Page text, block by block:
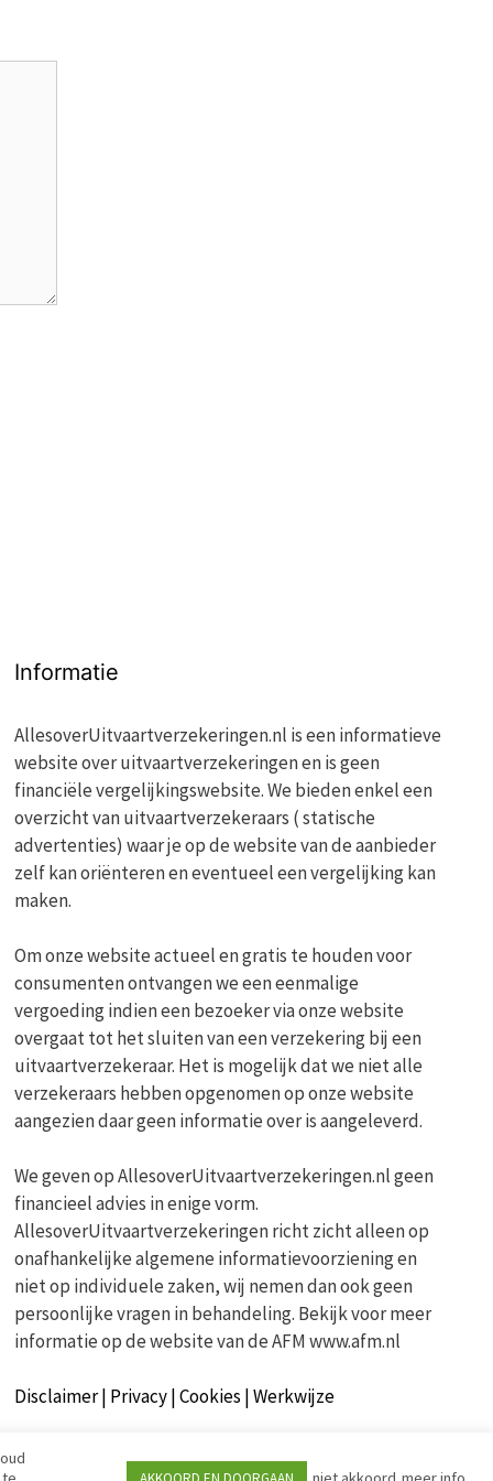
Informatie
AllesoverUitvaartverzekeringen.nl is een informatieve
website over uitvaartverzekeringen en is geen
financiële vergelijkingswebsite. We bieden enkel een
overzicht van uitvaartverzekeraars ( statische
advertenties) waar je op de website van de aanbieder
zelf kan oriënteren en eventueel een vergelijking kan
maken.
Om onze website actueel en gratis te houden voor
consumenten ontvangen we een eenmalige
vergoeding indien een bezoeker via onze website
overgaat tot het sluiten van een verzekering bij een
uitvaartverzekeraar. Het is mogelijk dat we niet alle
verzekeraars hebben opgenomen op onze website
aangezien daar geen informatie over is aangeleverd.
We geven op AllesoverUitvaartverzekeringen.nl geen
financieel advies in enige vorm.
AllesoverUitvaartverzekeringen richt zicht alleen op
onafhankelijke algemene informatievoorziening en
niet op individuele zaken, wij nemen dan ook geen
persoonlijke vragen in behandeling. Bekijk voor meer
informatie op de website van de AFM www.afm.nl
Disclaimer | Privacy | Cookies | Werkwijze